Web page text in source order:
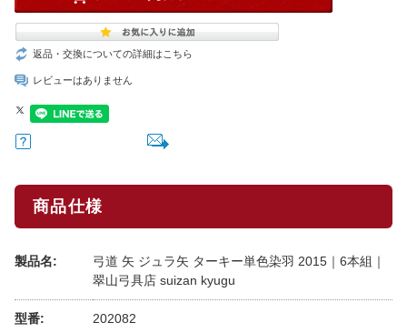
返品・交換についての詳細はこちら
レビューはありません
商品仕様
製品名:
弓道 矢 ジュラ矢 ターキー単色染羽 2015｜6本組｜
翠山弓具店 suizan kyugu
型番: 202082